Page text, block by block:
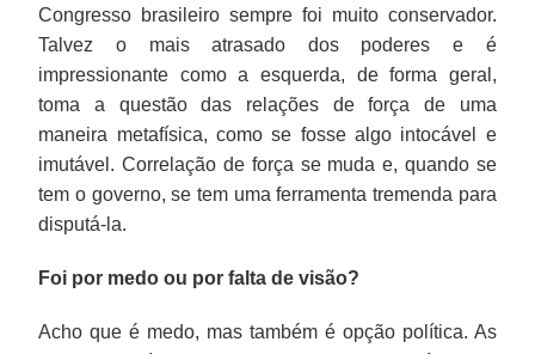
Congresso brasileiro sempre foi muito conservador.
Talvez o mais atrasado dos poderes e é
impressionante como a esquerda, de forma geral,
toma a questão das relações de força de uma
maneira metafísica, como se fosse algo intocável e
imutável. Correlação de força se muda e, quando se
tem o governo, se tem uma ferramenta tremenda para
disputá-la.
Foi por medo ou por falta de visão?
Acho que é medo, mas também é opção política. As